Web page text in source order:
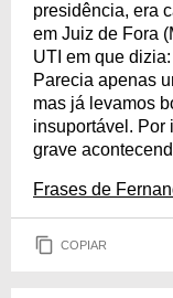
presidência, era
em Juiz de Fora
UTI em que
Parecia apenas
mas já levamos
insuportável. Por
grave
Frases de
COPIAR